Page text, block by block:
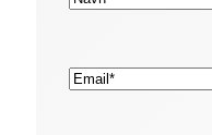
E-
mail*